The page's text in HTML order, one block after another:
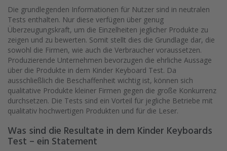
Die grundlegenden Informationen für Nutzer sind in neutralen
Tests enthalten. Nur diese verfügen über genug
Überzeugungskraft, um die Einzelheiten jeglicher Produkte zu
zeigen und zu bewerten. Somit stellt dies die Grundlage dar, die
sowohl die Firmen, wie auch die Verbraucher voraussetzen.
Produzierende Unternehmen bevorzugen die ehrliche Aussage
über die Produkte in dem Kinder Keyboard Test. Da
ausschließlich die Beschaffenheit wichtig ist, können sich
qualitative Produkte kleiner Firmen gegen die große Konkurrenz
durchsetzen. Die Tests sind ein Vorteil für jegliche Betriebe mit
qualitativ hochwertigen Produkten und für die Leser.
Was sind die Resultate in dem Kinder Keyboards
Test – ein Statement